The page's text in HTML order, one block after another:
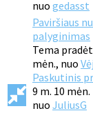
nuo gedasst
Paviršiaus
palyginimas
Tema
mėn., nuo
Paskutinis
9 m. 10 mėn.
nuo JuliusG